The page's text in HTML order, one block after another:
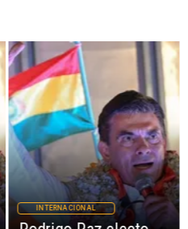
INTERNACIONAL